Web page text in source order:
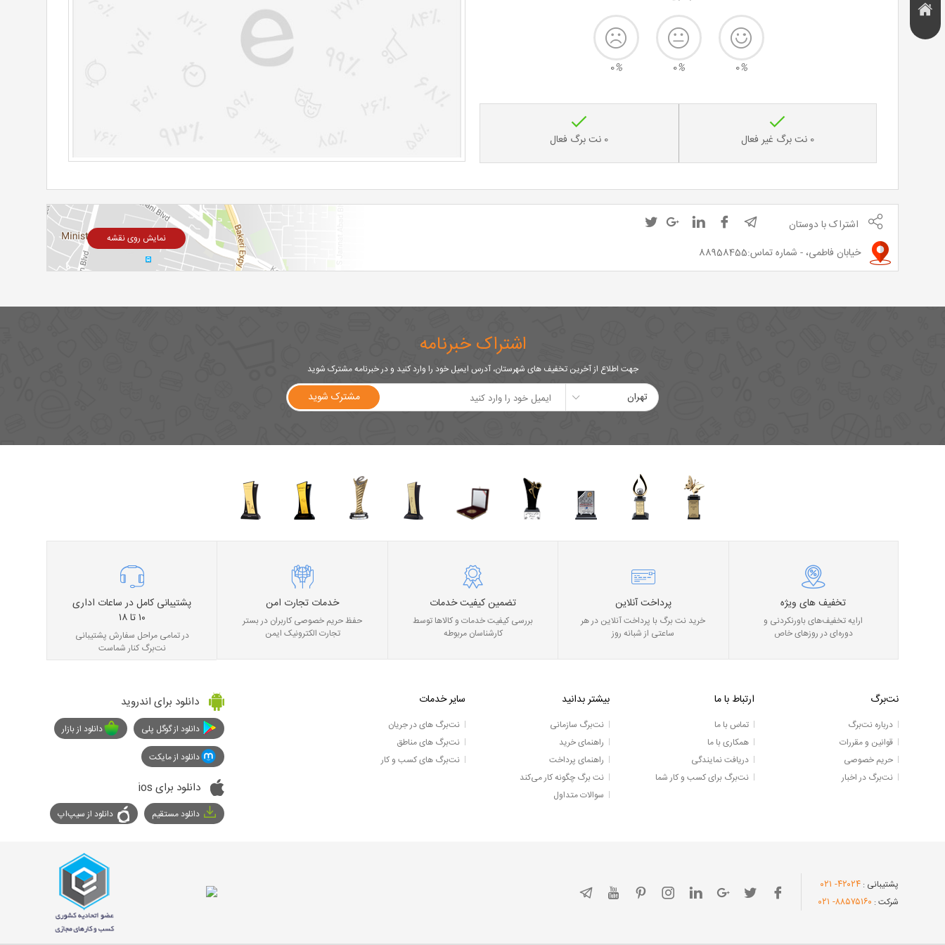
تخفیف
هتل و
اقامتگاه
0%
0%
0%
0 نت برگ غیر فعال 0 نت برگ فعال
اشتراک با دوستان
خیابان فاطمی، - شماره تماس:88958455
نمایش روی نقشه
اشتراک خبرنامه
جهت اطلاع از آخرین تخفیف های شهرستان، آدرس ایمیل خود را وارد کنید و در خبرنامه مشترک شوید
تهران مشترک شوید
تخفیف های ویژه
ارایه تخفیف‌های باورنکردنی و
دوره‌ای در روز‌های خاص
پرداخت آنلاین
خرید نت برگ با پرداخت آنلاین در هر
ساعتی از شبانه روز
تضمین کیفیت خدمات
بررسی کیفیت خدمات و کالاها توسط
کارشناسان مربوطه
خدمات تجارت امن
حفظ حریم خصوصی کاربران در بستر
تجارت الکترونیک ایمن
پشتیبانی کامل در ساعات اداری
۱۰ تا ۱۸
در تمامی مراحل سفارش پشتیبانی
نت‌برگ کنار شماست
دانلود برای اندروید
دانلود از گوگل پلی
دانلود از بازار
دانلود از مایکت
دانلود برای ios
دانلود مستقیم دانلود از سیپ‌اپ
نت‌برگ
درباره نت‌برگ
قوانین و مقررات
حریم خصوصی
نت‌برگ در اخبار
ارتباط با ما
تماس با ما
همکاری با ما
دریافت نمایندگی
نت‌برگ برای کسب و کار شما
بیشتر بدانید
نت‌برگ سازمانی
راهنمای خرید
راهنمای پرداخت
نت برگ چگونه کار می‌کند
سوالات متداول
سایر خدمات
نت‌برگ های در جریان
نت‌برگ های مناطق
نت‌برگ های کسب و کار
پشتیبانی : ۴۲۰۲۴- ۰۲۱
شرکت : ۸۸۵۷۵۱۶۰- ۰۲۱